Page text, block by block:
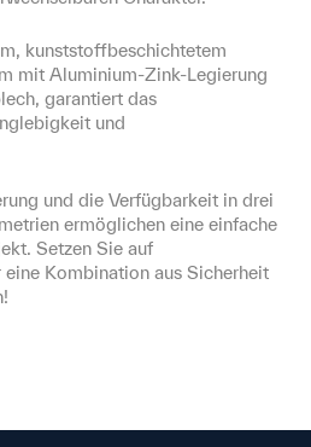
kunststoffbeschichtetem
mit Aluminium-Zink-Legierung
garantiert das
und
und die Verfügbarkeit in drei
ermöglichen eine einfache
Setzen Sie auf
Kombination aus Sicherheit